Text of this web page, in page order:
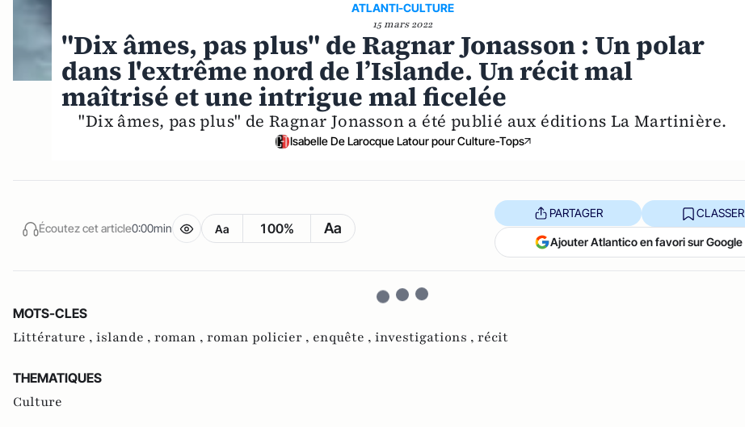
ATLANTI-CULTURE
15 mars 2022
"Dix âmes, pas plus" de Ragnar Jonasson : Un polar
dans l'extrême nord de l’Islande. Un récit mal
maîtrisé et une intrigue mal ficelée
"Dix âmes, pas plus" de Ragnar Jonasson a été publié aux éditions La Martinière.
Isabelle De Larocque Latour pour Culture-Tops
Écoutez cet article0:00min Aa 100% Aa
PARTAGER CLASSER
Ajouter Atlantico en favori sur Google
MOTS-CLES
Littérature , islande , roman , roman policier , enquête , investigations , récit
THEMATIQUES
Culture